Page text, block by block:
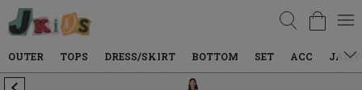
검색
TOPS DRESS/SKIRT BOTTOM SET ACC JAILY WEAR